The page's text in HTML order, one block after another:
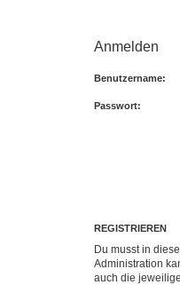
Anmelden
Benutzername:
Passwort:
REGISTRIEREN
Du musst in
Administration
auch die